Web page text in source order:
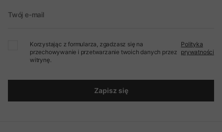
Twój e-mail
Korzystając z formularza, zgadzasz się na
przechowywanie i przetwarzanie twoich danych przez
witrynę.
Polityka
prywatności
Zapisz się